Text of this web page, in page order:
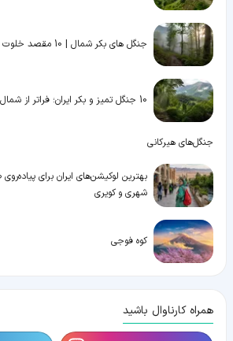
جنگل های بکر شمال | 10 مقصد خلوت و خاص برای سفر
10 جنگل تمیز و بکر ایران؛ فراتر از شمال
جنگل‌های هیرکانی
بهترین لوکیشن‌های ایران برای
شهری و کویری
کوه فوجی
همراه کارناوال باشید